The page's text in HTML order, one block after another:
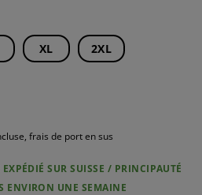
XL 2XL
frais de port en sus
SUR SUISSE / PRINCIPAUTÉ
ENVIRON UNE SEMAINE